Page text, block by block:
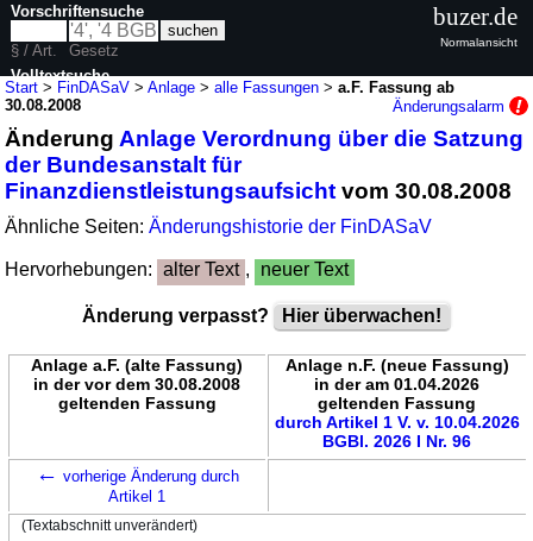
Start > FinDASaV >Anlage >alle Fassungen >a.F. Fassung ab
30.08.2008
Änderungsalarm
Änderung Anlage Verordnung über die Satzung
der Bundesanstalt für
Finanzdienstleistungsaufsicht vom 30.08.2008
Ähnliche Seiten:Änderungshistorie der FinDASaV
Hervorhebungen: alter Text , neuer Text
Änderung verpasst? Hier überwachen!
Anlage a.F. (alte Fassung)
in der vor dem 30.08.2008
geltenden Fassung
Anlage n.F. (neue Fassung)
in der am 01.04.2026
geltenden Fassung
durch Artikel 1 V. v. 10.04.2026
BGBl. 2026 I Nr. 96
← vorherige Änderung durch
Artikel 1
(Textabschnitt unverändert)
Vorschriftensuche
§ / Art.
Gesetz
Volltextsuche
buzer.de
Normalansicht